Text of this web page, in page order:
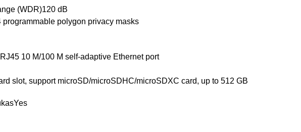
(WDR)120 dB
programmable polygon privacy masks
10 M/100 M self-adaptive Ethernet port
slot, support microSD/microSDHC/microSDXC card, up to 512 GB
Yes